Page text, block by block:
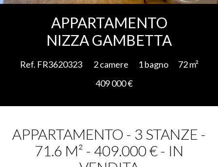
APPARTAMENTO
NIZZA GAMBETTA
Ref. FR3620323 2 camere 1 bagno
72 m²
409 000 €
APPARTAMENTO - 3 STANZE -
71.6 M² - 409.000 € - IN